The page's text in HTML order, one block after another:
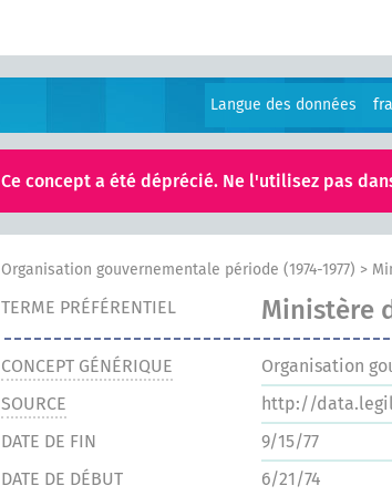
Langue des données
Ce concept a été déprécié. Ne l'utilisez pas
Organisation gouvernementale période (1974-1977) >
TERME PRÉFÉRENTIEL Ministère
CONCEPT GÉNÉRIQUE
Organisation
SOURCE
http://
DATE DE FIN
9/15/77
DATE DE DÉBUT
6/21/74